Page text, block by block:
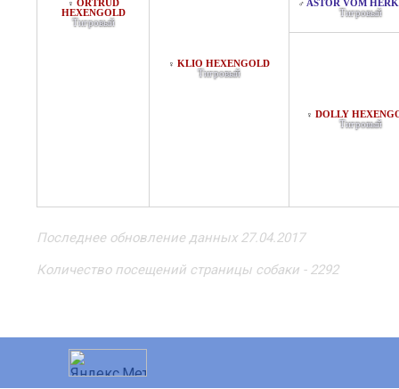
♀ ORTRUD
HEXENGOLD
Тигровый
♀ KLIO HEXENGOLD
Тигровый
♂ ASTOR VOM
Тигровый
♀ DOLLY
Тигровый
Последнее обновление данных 27.04.2017
Количество посещений страницы собаки - 2292